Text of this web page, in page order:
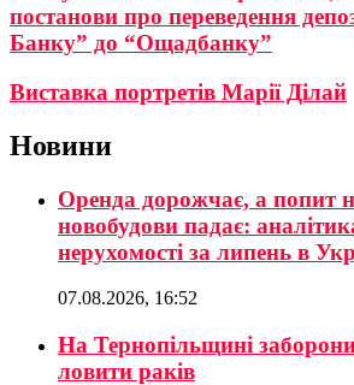
постанови про переведення
Банку” до “Ощадбанку”
Виставка портретів Марії Ділай
Новини
Оренда дорожчає, а попит
новобудови падає:
нерухомості за липень в
07.08.2026, 16:52
На Тернопільщині
ловити раків